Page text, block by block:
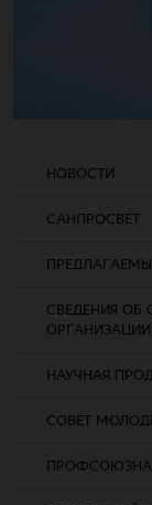
НОВОСТИ
САНПРОСВЕТ
СВЕДЕНИЯ ОБ
ОРГАНИЗАЦИИ
НАУЧНАЯ
СОВЕТ